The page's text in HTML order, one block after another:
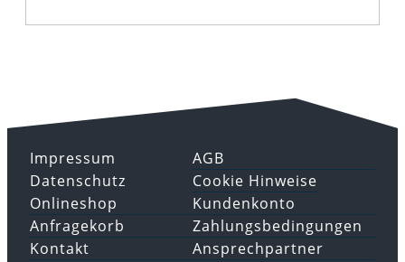
Impressum
Datenschutz
AGB
Cookie Hinweise
Onlineshop
Anfragekorb
Kundenkonto
Zahlungsbedingungen
Kontakt
Ansprechpartner